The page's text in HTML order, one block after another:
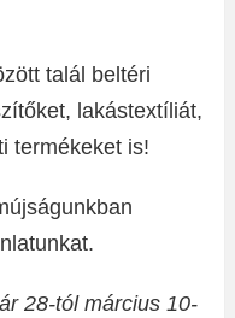
talál beltéri
lakástextíliát,
termékeket is!
28-tól március 10-